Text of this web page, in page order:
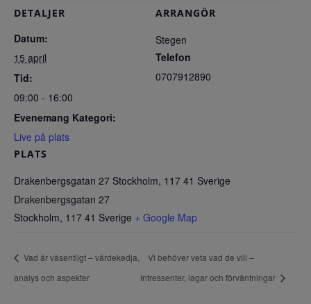
DETALJER
Datum:
15 april
Tid:
09:00 - 16:00
Evenemang Kategori:
Live på plats
PLATS
Drakenbergsgatan 27 Stockholm, 117 41 Sverige
Drakenbergsgatan 27
Stockholm, 117 41 Sverige + Google Map
ARRANGÖR
Stegen
Telefon
0707912890
Vad är väsentligt – värdekedja,
analys och aspekter
Vi behöver veta vad de vill –
Intressenter, lagar och förväntningar